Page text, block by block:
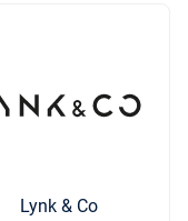
Lynk & Co